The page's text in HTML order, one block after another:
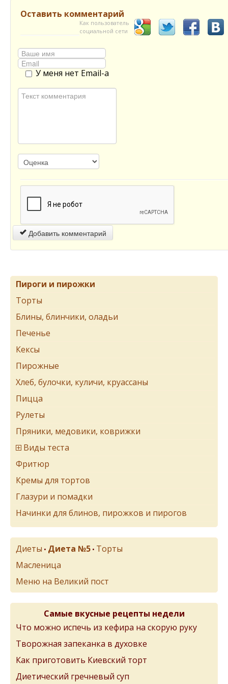
Оставить комментарий
Как пользователь
социальной сети
У меня нет Email-а
Добавить комментарий
Пироги и пирожки
Торты
Блины, блинчики, оладьи
Печенье
Кексы
Пирожные
Хлеб, булочки, куличи, круассаны
Пицца
Рулеты
Пряники, медовики, коврижки
Виды теста
Фритюр
Кремы для тортов
Глазури и помадки
Начинки для блинов, пирожков и пирогов
Диеты • Диета №5 • Торты
Масленица
Меню на Великий пост
Самые вкусные рецепты недели
Что можно испечь из кефира на скорую руку
Творожная запеканка в духовке
Как приготовить Киевский торт
Диетический гречневый суп